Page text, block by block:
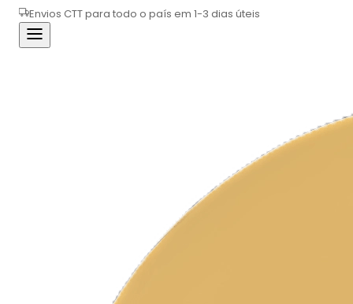
Envios CTT para todo o país em 1-3 dias úteis